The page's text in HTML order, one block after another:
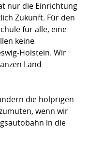
nur die Einrichtung
Zukunft. Für den
für alle, eine
keine
Holstein. Wir
Land
die holprigen
wenn wir
in die